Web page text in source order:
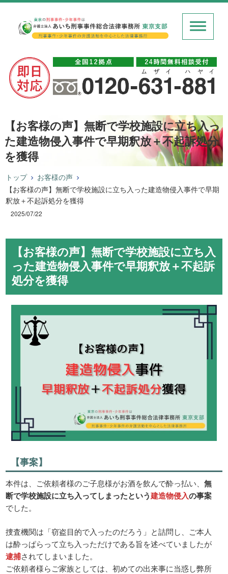
【お客様の声】無断で学校施設に立ち入っ
た建造物侵入事件で早期釈放＋不起訴処分
を獲得
トップ
お客様の声
【お客様の声】無断で学校施設に立ち入った建造物侵入事件で早期
釈放＋不起訴処分を獲得
2025/07/22
【お客様の声】無断で学校施設に立ち入
った建造物侵入事件で早期釈放＋不起訴
処分を獲得
【事案】
本件は、ご依頼者様のご子息様がお酒を飲んで酔っ払い、無
断で学校施設に立ち入ってしまったという建造物侵入の事案
でした。
捜査機関は「窃盗目的で入ったのだろう」と詰問し、ご本人
は酔っぱらって立ち入っただけである旨を述べていましたが
逮捕されてしまいました。
ご依頼者様らご家族としては、初めての出来事に当惑し弊所